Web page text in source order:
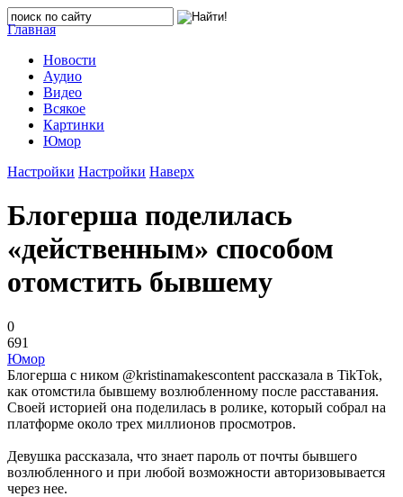
Главная
Новости
Аудио
Видео
Всякое
Картинки
Юмор
Настройки Настройки Наверх
Блогерша поделилась
«действенным» способом
отомстить бывшему
0
691
Юмор
Блогерша с ником @kristinamakescontent рассказала в TikTok,
как отомстила бывшему возлюбленному после расставания.
Своей историей она поделилась в ролике, который собрал на
платформе около трех миллионов просмотров.
Девушка рассказала, что знает пароль от почты бывшего
возлюбленного и при любой возможности авторизовывается
через нее.